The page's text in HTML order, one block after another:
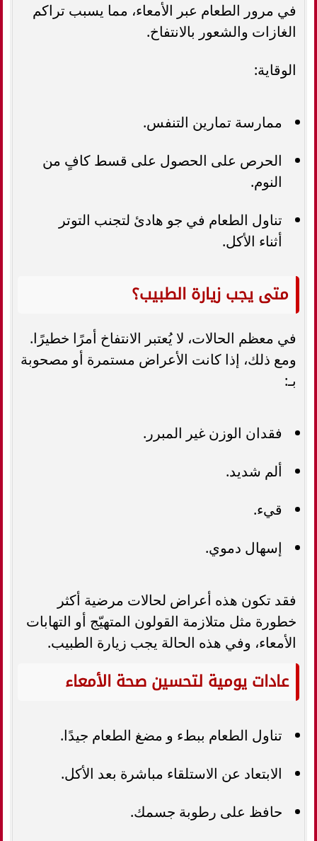
في مرور الطعام عبر الأمعاء، مما يسبب تراكم
الغازات والشعور بالانتفاخ.
الوقاية:
ممارسة تمارين التنفس.
الحرص على الحصول على قسط كافٍ من
النوم.
تناول الطعام في جو هادئ لتجنب التوتر
أثناء الأكل.
متى يجب زيارة الطبيب؟
في معظم الحالات، لا يُعتبر الانتفاخ أمرًا خطيرًا.
ومع ذلك، إذا كانت الأعراض مستمرة أو مصحوبة
بـ:
فقدان الوزن غير المبرر.
ألم شديد.
قيء.
إسهال دموي.
فقد تكون هذه أعراض لحالات مرضية أكثر
خطورة مثل متلازمة القولون المتهيّج أو التهابات
الأمعاء، وفي هذه الحالة يجب زيارة الطبيب.
عادات يومية لتحسين صحة الأمعاء
تناول الطعام ببطء و مضغ الطعام جيدًا.
الابتعاد عن الاستلقاء مباشرة بعد الأكل.
حافظ على رطوبة جسمك.